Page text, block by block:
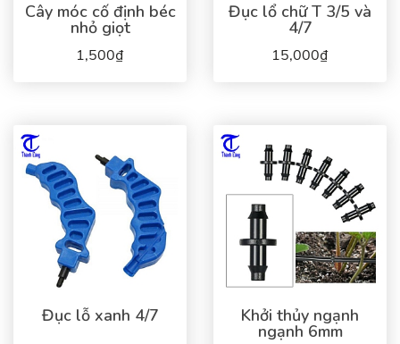
Cây móc cố định béc
nhỏ giọt
1,500₫
Đục lổ chữ T 3/5 và
4/7
15,000₫
Đục lỗ xanh 4/7 Khởi thủy ngạnh
ngạnh 6mm